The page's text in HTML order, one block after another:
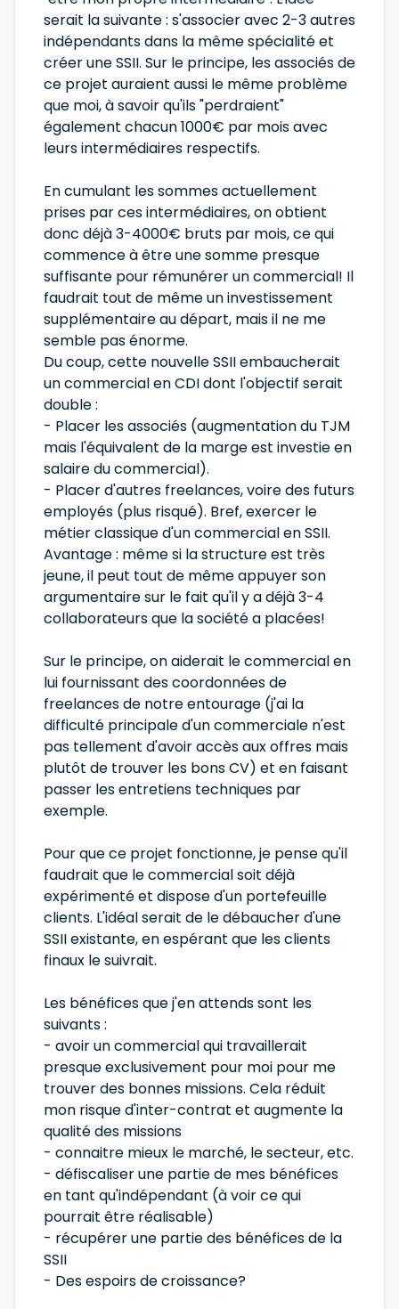
serait la suivante : s'associer avec 2-3 autres
indépendants dans la même spécialité et
créer une SSII. Sur le principe, les associés de
ce projet auraient aussi le même problème
que moi, à savoir qu'ils "perdraient"
également chacun 1000€ par mois avec
leurs intermédiaires respectifs.
En cumulant les sommes actuellement
prises par ces intermédiaires, on obtient
donc déjà 3-4000€ bruts par mois, ce qui
commence à être une somme presque
suffisante pour rémunérer un commercial! Il
faudrait tout de même un investissement
supplémentaire au départ, mais il ne me
semble pas énorme.
Du coup, cette nouvelle SSII embaucherait
un commercial en CDI dont l'objectif serait
double :
- Placer les associés (augmentation du TJM
mais l'équivalent de la marge est investie en
salaire du commercial).
- Placer d'autres freelances, voire des futurs
employés (plus risqué). Bref, exercer le
métier classique d'un commercial en SSII.
Avantage : même si la structure est très
jeune, il peut tout de même appuyer son
argumentaire sur le fait qu'il y a déjà 3-4
collaborateurs que la société a placées!
Sur le principe, on aiderait le commercial en
lui fournissant des coordonnées de
freelances de notre entourage (j'ai la
difficulté principale d'un commerciale n'est
pas tellement d'avoir accès aux offres mais
plutôt de trouver les bons CV) et en faisant
passer les entretiens techniques par
exemple.
Pour que ce projet fonctionne, je pense qu'il
faudrait que le commercial soit déjà
expérimenté et dispose d'un portefeuille
clients. L'idéal serait de le débaucher d'une
SSII existante, en espérant que les clients
finaux le suivrait.
Les bénéfices que j'en attends sont les
suivants :
- avoir un commercial qui travaillerait
presque exclusivement pour moi pour me
trouver des bonnes missions. Cela réduit
mon risque d'inter-contrat et augmente la
qualité des missions
- connaitre mieux le marché, le secteur, etc.
- défiscaliser une partie de mes bénéfices
en tant qu'indépendant (à voir ce qui
pourrait être réalisable)
- récupérer une partie des bénéfices de la
SSII
- Des espoirs de croissance?